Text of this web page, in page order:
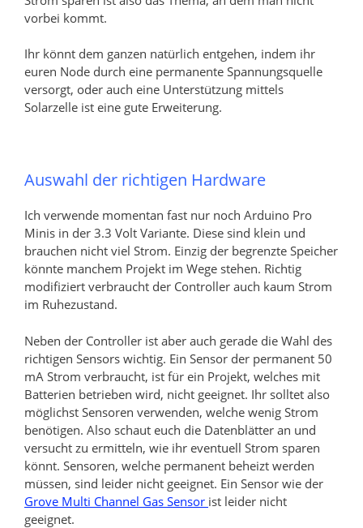
vorbei kommt.
Ihr könnt dem ganzen natürlich entgehen, indem ihr
euren Node durch eine permanente Spannungsquelle
versorgt, oder auch eine Unterstützung mittels
Solarzelle ist eine gute Erweiterung.
Auswahl der richtigen Hardware
Ich verwende momentan fast nur noch Arduino Pro
Minis in der 3.3 Volt Variante. Diese sind klein und
brauchen nicht viel Strom. Einzig der begrenzte Speicher
könnte manchem Projekt im Wege stehen. Richtig
modifiziert verbraucht der Controller auch kaum Strom
im Ruhezustand.
Neben der Controller ist aber auch gerade die Wahl des
richtigen Sensors wichtig. Ein Sensor der permanent 50
mA Strom verbraucht, ist für ein Projekt, welches mit
Batterien betrieben wird, nicht geeignet. Ihr solltet also
möglichst Sensoren verwenden, welche wenig Strom
benötigen. Also schaut euch die Datenblätter an und
versucht zu ermitteln, wie ihr eventuell Strom sparen
könnt. Sensoren, welche permanent beheizt werden
müssen, sind leider nicht geeignet. Ein Sensor wie der
Grove Multi Channel Gas Sensor ist leider nicht
geeignet.